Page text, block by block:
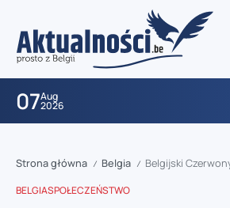
07Aug
2026
Strona główna / Belgia / Belgijski Czerwony Krzyż bije na
BELGIASPOŁECZEŃSTWO